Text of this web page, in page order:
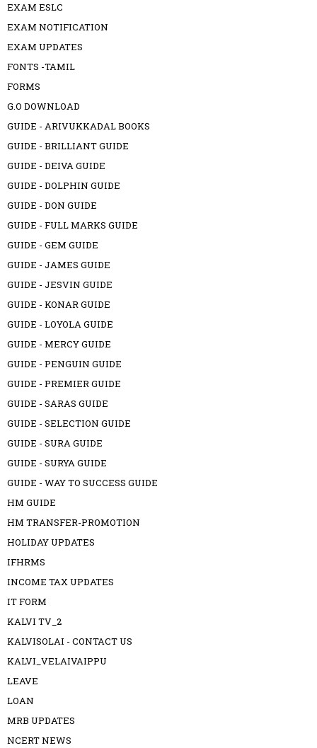
EXAM ESLC
EXAM NOTIFICATION
EXAM UPDATES
FONTS -TAMIL
FORMS
G.O DOWNLOAD
GUIDE - ARIVUKKADAL BOOKS
GUIDE - BRILLIANT GUIDE
GUIDE - DEIVA GUIDE
GUIDE - DOLPHIN GUIDE
GUIDE - DON GUIDE
GUIDE - FULL MARKS GUIDE
GUIDE - GEM GUIDE
GUIDE - JAMES GUIDE
GUIDE - JESVIN GUIDE
GUIDE - KONAR GUIDE
GUIDE - LOYOLA GUIDE
GUIDE - MERCY GUIDE
GUIDE - PENGUIN GUIDE
GUIDE - PREMIER GUIDE
GUIDE - SARAS GUIDE
GUIDE - SELECTION GUIDE
GUIDE - SURA GUIDE
GUIDE - SURYA GUIDE
GUIDE - WAY TO SUCCESS GUIDE
HM GUIDE
HM TRANSFER-PROMOTION
HOLIDAY UPDATES
IFHRMS
INCOME TAX UPDATES
IT FORM
KALVI TV_2
KALVISOLAI - CONTACT US
KALVI_VELAIVAIPPU
LEAVE
LOAN
MRB UPDATES
NCERT NEWS